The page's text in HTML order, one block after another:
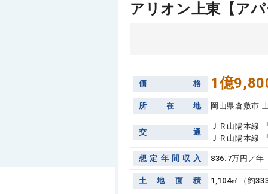
アリオン上東【ア
価 格 1億
所 在 地 岡山県倉敷市
交 通
ＪＲ山陽本線
ＪＲ山陽本線
想 定 年 間 収 入 836.7万円／年
土 地 面 積 1,104㎡（約